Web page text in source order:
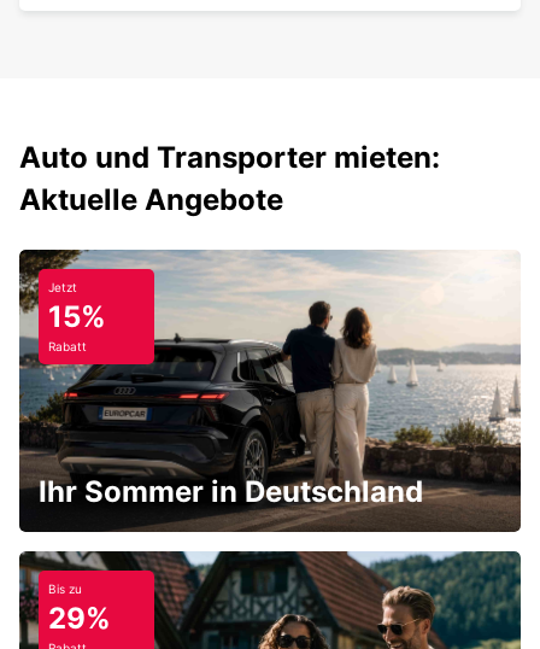
Auto und Transporter mieten:
Aktuelle Angebote
Jetzt
15%
Rabatt
Ihr Sommer in Deutschland
Bis zu
29%